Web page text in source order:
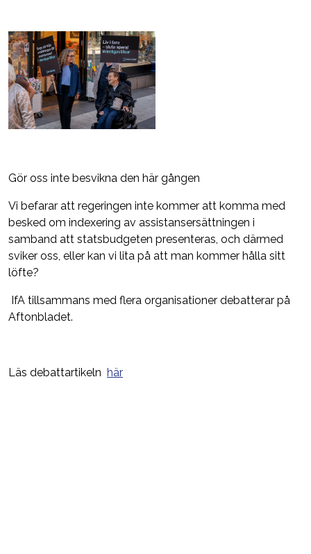
Gör oss inte besvikna den här gången
Vi befarar att regeringen inte kommer att komma med
besked om indexering av assistansersättningen i
samband att statsbudgeten presenteras, och därmed
sviker oss, eller kan vi lita på att man kommer hålla sitt
löfte?
IfA tillsammans med flera organisationer debatterar på
Aftonbladet.
Läs debattartikeln här